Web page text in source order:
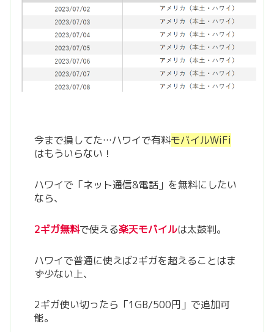
今まで損してた…ハワイで有料モバイルWiFi
はもういらない！
ハワイで「ネット通信&電話」を無料にしたい
なら、
2ギガ無料で使える楽天モバイルは太鼓判。
ハワイで普通に使えば2ギガを超えることはま
ず少ない上、
2ギガ使い切ったら「1GB/500円」で追加可
能。